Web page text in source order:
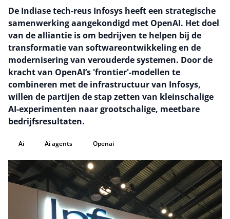
De Indiase tech-reus Infosys heeft een strategische
samenwerking aangekondigd met OpenAI. Het doel
van de alliantie is om bedrijven te helpen bij de
transformatie van softwareontwikkeling en de
modernisering van verouderde systemen. Door de
kracht van OpenAI’s 'frontier'-modellen te
combineren met de infrastructuur van Infosys,
willen de partijen de stap zetten van kleinschalige
AI-experimenten naar grootschalige, meetbare
bedrijfsresultaten.
Ai Ai agents Openai